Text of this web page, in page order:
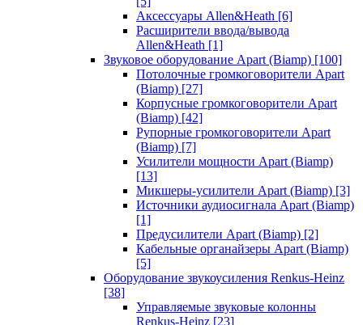
Аксессуары Allen&Heath [6]
Расширители ввода/вывода
Allen&Heath [1]
Звуковое оборудование Apart (Biamp) [100]
Потолочные громкоговорители Apart
(Biamp) [27]
Корпусные громкоговорители Apart
(Biamp) [42]
Рупорные громкоговорители Apart
(Biamp) [7]
Усилители мощности Apart (Biamp)
[13]
Микшеры-усилители Apart (Biamp) [3]
Источники аудиосигнала Apart (Biamp)
[1]
Предусилители Apart (Biamp) [2]
Кабельные органайзеры Apart (Biamp)
[5]
Оборудование звукоусиления Renkus-Heinz
[38]
Управляемые звуковые колонны
Renkus-Heinz [23]